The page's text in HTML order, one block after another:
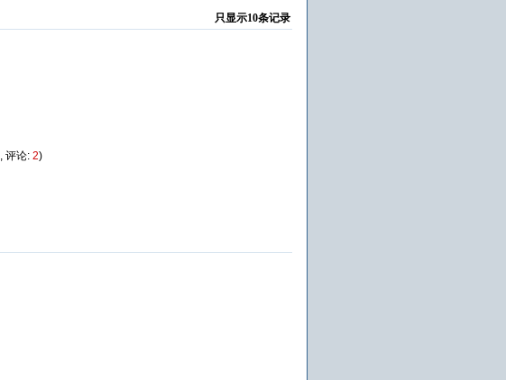
只显示10条记录
, 评论: 2)